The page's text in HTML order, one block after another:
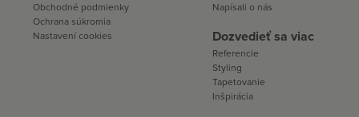
Obchodné podmienky
Ochrana súkromia
Nastavení cookies
Napísali o nás
Dozvedieť sa viac
Referencie
Styling
Tapetovanie
Inšpirácia